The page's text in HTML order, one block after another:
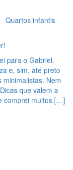
Quartos infantis
para o Gabriel.
e, sim, até preto
Nem
que valem a
comprei muitos […]